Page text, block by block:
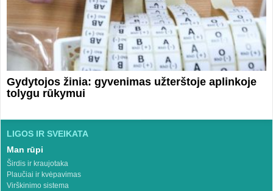
Gydytojos žinia: gyvenimas užterštoje aplinkoje
tolygu rūkymui
LIGOS IR SVEIKATA
Man rūpi
Širdis ir kraujotaka
Plaučiai ir kvėpavimas
Virškinimo sistema